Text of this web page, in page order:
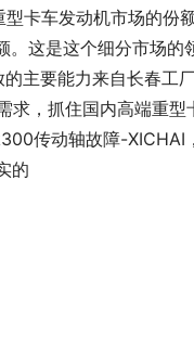
卡车发动机市场的
这是这个细分市场的
主要能力来自长春工
，抓住国内高端重
传动轴故障-XICHAI
的